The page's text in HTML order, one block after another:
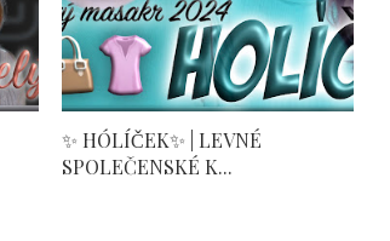
✨ HÓLÍČEK✨ | LEVNÉ
SPOLEČENSKÉ K...